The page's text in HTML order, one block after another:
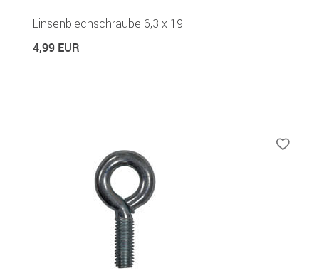
Linsenblechschraube 6,3 x 19
4,99 EUR